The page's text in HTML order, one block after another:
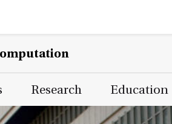
Research Education